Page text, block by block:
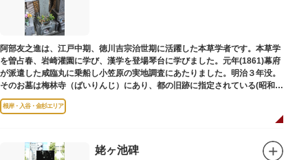
阿部友之進は、江戸中期、徳川吉宗治世期に活躍した本草学者です。本草学
を曽占春、岩崎灌園に学び、漢学を登場琴台に学びました。元年(1861)幕府
が派遣した咸臨丸に乗船し小笠原の実地調査にあたりました。明治３年没。
そのお墓は梅林寺（ばいりんじ）にあり、都の旧跡に指定されている(昭和３
年指定)。
根岸・入谷・金杉エリア
姥ヶ池碑